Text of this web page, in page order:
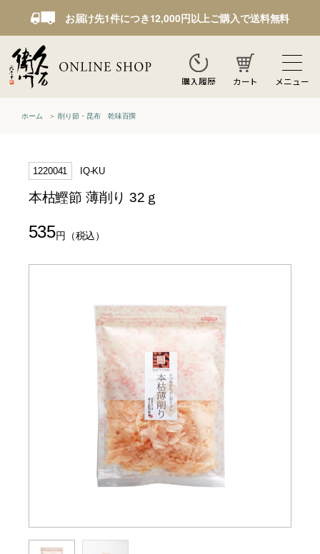
お届け先1件につき12,000円以上ご購入で送料無料
購入履歴 カート メニュー
ホーム 削り節・昆布 乾味百撰
1220041 IQ-KU
本枯鰹節 薄削り 32ｇ
535円 （税込）